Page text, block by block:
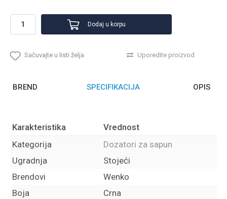
Dodaj u korpu
Sačuvajte u listi želja Uporedite proizvod
BREND SPECIFIKACIJA OPIS
Karakteristika
Vrednost
Kategorija
Dozatori za sapun
Ugradnja
Stojeći
Brendovi
Wenko
Boja
Crna